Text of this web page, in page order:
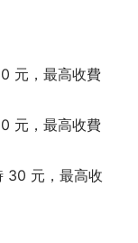
元，最高收費
元，最高收費
30 元，最高收